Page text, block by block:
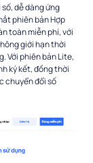
dễ dàng ứng
phiên bản Hợp
toàn miễn phí, với
giới hạn thời
Với phiên bản Lite,
ký kết, đồng thời
chuyển đổi số